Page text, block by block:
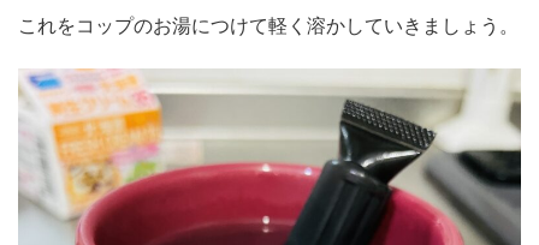
これをコップのお湯につけて軽く溶かしていきましょう。